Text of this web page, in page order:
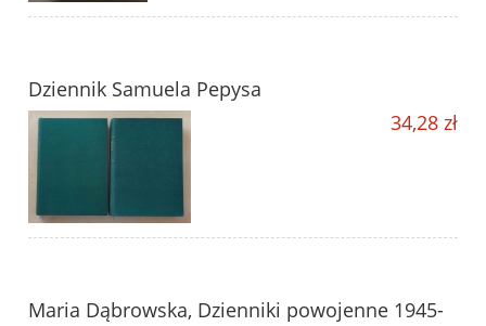
Dziennik Samuela Pepysa
34,28 zł
Maria Dąbrowska, Dzienniki powojenne 1945-